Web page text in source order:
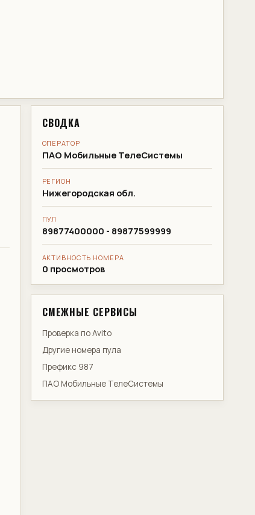
СВОДКА
ОПЕРАТОР
ПАО Мобильные ТелеСистемы
РЕГИОН
Нижегородская обл.
ПУЛ
89877400000 - 89877599999
АКТИВНОСТЬ НОМЕРА
0 просмотров
СМЕЖНЫЕ СЕРВИСЫ
Проверка по Avito
Другие номера пула
Префикс 987
ПАО Мобильные ТелеСистемы